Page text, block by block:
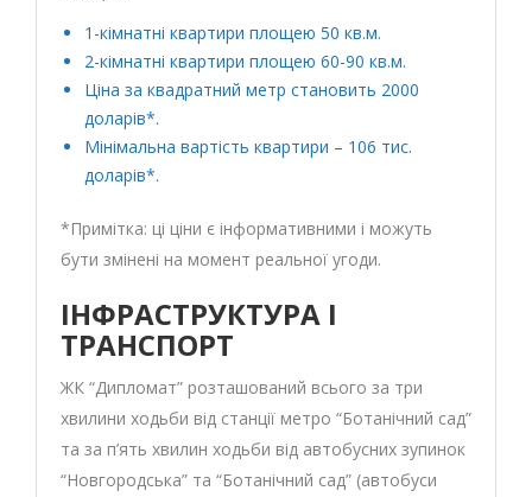
1-кімнатні квартири площею 50 кв.м.
2-кімнатні квартири площею 60-90 кв.м.
Ціна за квадратний метр становить 2000
доларів*.
Мінімальна вартість квартири – 106 тис.
доларів*.
*Примітка: ці ціни є інформативними і можуть
бути змінені на момент реальної угоди.
ІНФРАСТРУКТУРА І
ТРАНСПОРТ
ЖК “Дипломат” розташований всього за три
хвилини ходьби від станції метро “Ботанічний сад”
та за п’ять хвилин ходьби від автобусних зупинок
“Новгородська” та “Ботанічний сад” (автобуси